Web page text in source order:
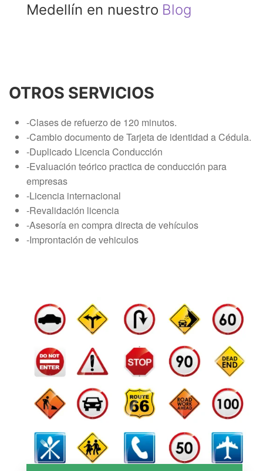
Medellín en nuestro Blog
OTROS SERVICIOS
-Clases de refuerzo de 120 minutos.
-Cambio documento de Tarjeta de identidad a Cédula.
-Duplicado Licencia Conducción
-Evaluación teórico practica de conducción para
empresas
-Licencia internacional
-Revalidación licencia
-Asesoría en compra directa de vehículos
-Improntación de vehiculos